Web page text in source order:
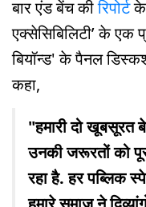
बार एंड बेंच कीरिपोर्टके
एक्सेसिबिलिटी’ के एक
बियॉन्ड' के पैनल
कहा,
"हमारी दो खूबसूरत
उनकी जरूरतों को
रहा है. हर पब्लिक